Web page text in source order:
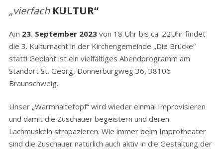
„vierfach KULTUR“
Am 23. September 2023von 18 Uhr bis ca. 22Uhr findet
die 3. Kulturnacht in der Kirchengemeinde „Die Brücke“
statt! Geplant ist ein vielfältiges Abendprogramm am
Standort St. Georg, Donnerburgweg 36, 38106
Braunschweig.
Unser „Warmhaltetopf“ wird wieder einmal Improvisieren
und damit die Zuschauer begeistern und deren
Lachmuskeln strapazieren. Wie immer beim Improtheater
sind die Zuschauer natürlich auch aktiv in die Gestaltung der